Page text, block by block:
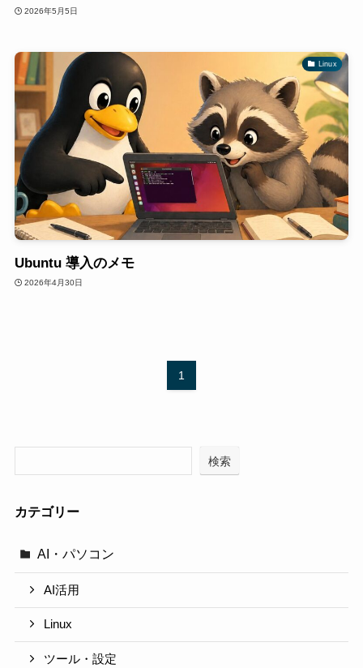
2026年5月5日
Linux
Ubuntu 導入のメモ
2026年4月30日
1
検索
カテゴリー
AI・パソコン
AI活用
Linux
ツール・設定